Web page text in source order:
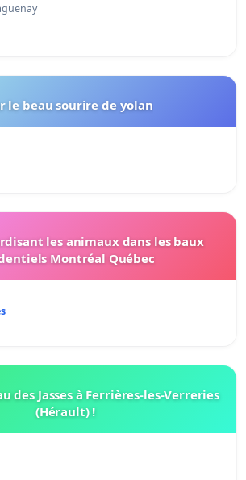
le beau sourire de yolan
les animaux dans les baux
Montréal Québec
des Jasses à Ferrières-les-Verreries
(Hérault) !